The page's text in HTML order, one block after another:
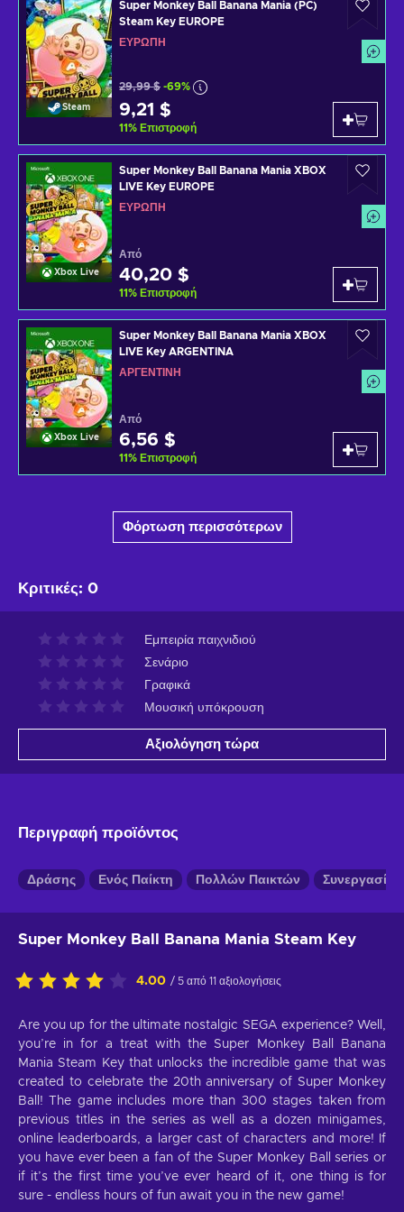
Steam
Super Monkey Ball Banana Mania (PC)
Steam Key EUROPE
ΕΥΡΏΠΗ
29,99 $ -69%
9,21 $
11% Επιστροφή
Xbox Live
Super Monkey Ball Banana Mania XBOX
LIVE Key EUROPE
ΕΥΡΏΠΗ
Από
40,20 $
11% Επιστροφή
Xbox Live
Super Monkey Ball Banana Mania XBOX
LIVE Key ARGENTINA
ΑΡΓΕΝΤΊΝΗ
Από
6,56 $
11% Επιστροφή
Φόρτωση περισσότερων
Κριτικές: 0
Εμπειρία παιχνιδιού
Σενάριο
Γραφικά
Μουσική υπόκρουση
Αξιολόγηση τώρα
Περιγραφή προϊόντος
Δράσης Ενός Παίκτη Πολλών Παικτών Συνεργασίας
Super Monkey Ball Banana Mania Steam Key
4.00 / 5 από 11 αξιολογήσεις
Are you up for the ultimate nostalgic SEGA experience? Well,
you’re in for a treat with the Super Monkey Ball Banana
Mania Steam Key that unlocks the incredible game that was
created to celebrate the 20th anniversary of Super Monkey
Ball! The game includes more than 300 stages taken from
previous titles in the series as well as a dozen minigames,
online leaderboards, a larger cast of characters and more! If
you have ever been a fan of the Super Monkey Ball series or
if it’s the first time you’ve ever heard of it, one thing is for
sure - endless hours of fun await you in the new game!